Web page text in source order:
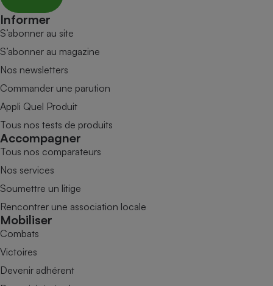
Informer
S’abonner au site
S’abonner au magazine
Nos newsletters
Commander une parution
Appli Quel Produit
Tous nos tests de produits
Accompagner
Tous nos comparateurs
Nos services
Soumettre un litige
Rencontrer une association locale
Mobiliser
Combats
Victoires
Devenir adhérent